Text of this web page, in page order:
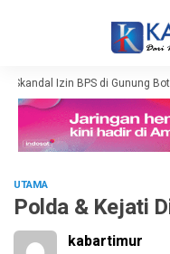
Izin BPS di Gunung
UTAMA
Polda & Kejati
kabartimur